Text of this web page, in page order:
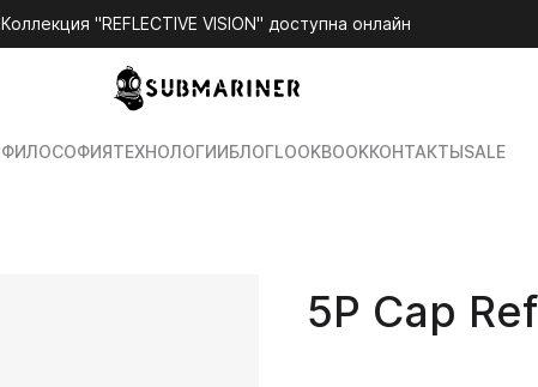
Коллекция "REFLECTIVE VISION" доступна онлайн
ФИЛОСОФИЯТЕХНОЛОГИИБЛОГLOOKBOOKКОНТАКТЫSALE
5P Cap